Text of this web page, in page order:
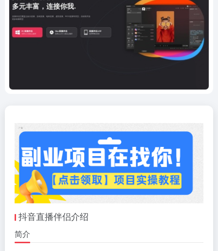
抖音直播伴侣介绍
简介